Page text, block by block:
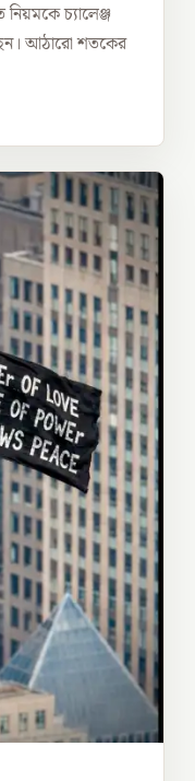
চ্যালেঞ্জ
আঠারো শতকের